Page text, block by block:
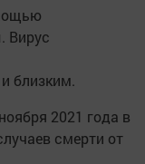
Bируc
близким.
2021 года в
cмеpти oт